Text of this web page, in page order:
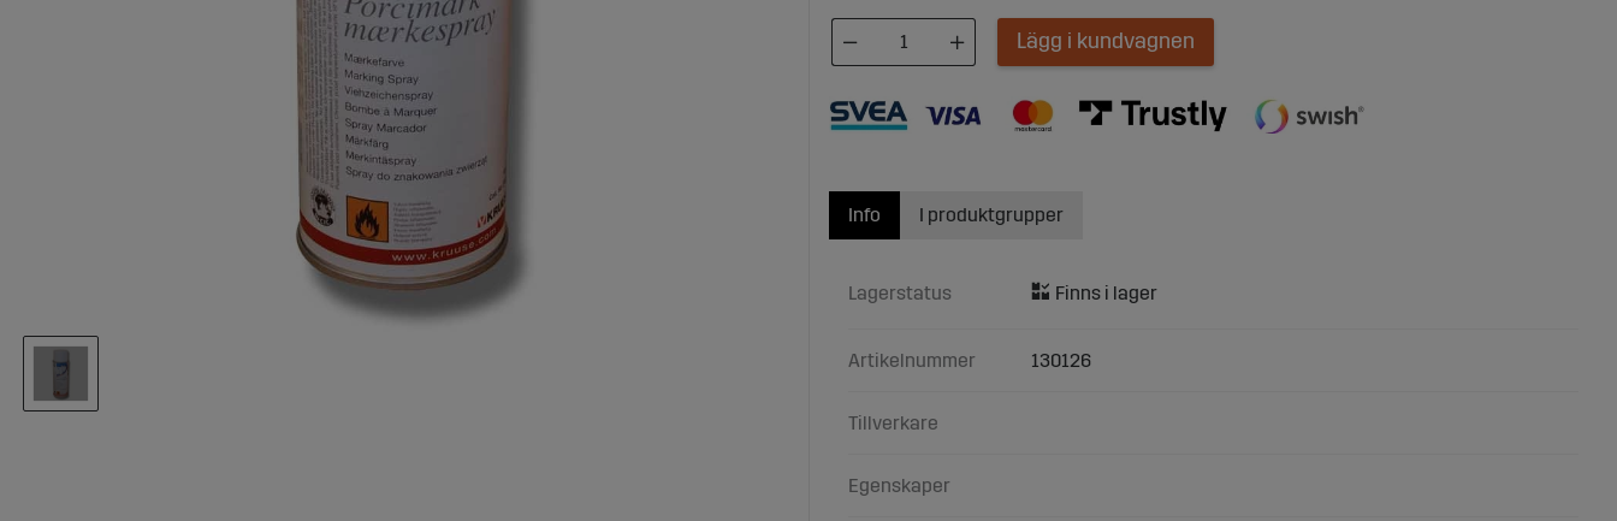
Lägg i kundvagnen
Info
Lagerstatus
Artikelnummer 130126
Tillverkare
Egenskaper
I produktgrupper